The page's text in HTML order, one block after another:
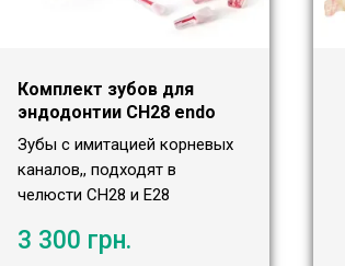
Комплект зубов для
эндодонтии СН28 endo
Зубы с имитацией корневых
каналов,, подходят в
челюсти СН28 и Е28
3 300 грн.